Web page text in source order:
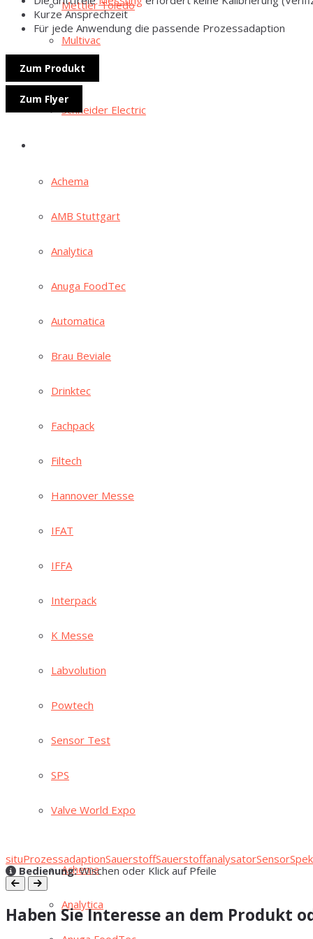
Mett­ler Toledo
Mul­ti­vac
Par­sum
Schnei­der Electric
Ache­ma
AMB Stutt­gart
Ana­ly­ti­ca
Anu­ga FoodTec
Auto­ma­ti­ca
Brau Bevia­le
Drink­tec
Fach­pack
Fil­tech
Han­no­ver Messe
IFAT
IFFA
Inter­pack
K Mes­se
Lab­vo­lu­ti­on
Pow­tech
Sen­sor Test
SPS
Val­ve World Expo
Ache­ma
Ana­ly­ti­ca
Kur­ze Ansprechzeit
Für jede Anwen­dung die pas­sen­de Prozessadaption
Zum Pro­dukt
Zum Fly­er
situProzessadaptionSauerstoffSauerstoffanalysatorSensor
Bedienung:Wischen oder Klick auf Pfeile
Haben Sie Interesse an dem Produkt